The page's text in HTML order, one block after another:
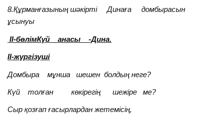
8.Құрманғазының шәкірті Динаға домбырасын
ұсынуы
II-бөлімКүй анасы -Дина.
II-жүргізуші
Домбыра мұнша шешен болдың неге?
Күй толған көкірегің шежіре ме?
Сыр қозғап ғасырлардан жетемісің,